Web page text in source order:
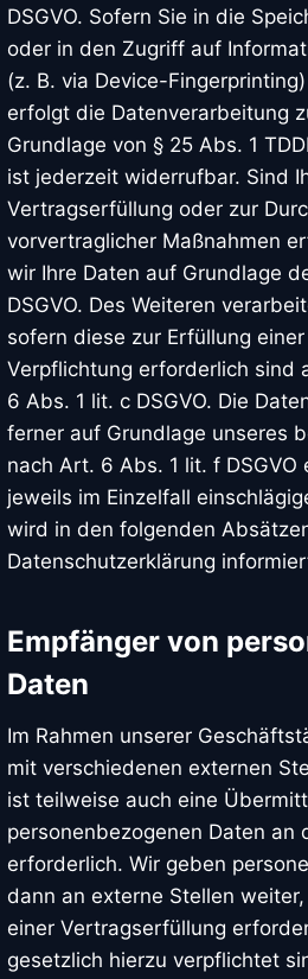
DSGVO. Sofern Sie in die
oder in den Zugriff auf
(z. B. via Device-
erfolgt die Datenverarbeitung
Grundlage von § 25 Abs. 1
ist jederzeit widerrufbar. Sind
Vertragserfüllung oder zur
vorvertraglicher Maßnahmen
wir Ihre Daten auf Grundlage
DSGVO. Des Weiteren
sofern diese zur Erfüllung
Verpflichtung erforderlich sind
6 Abs. 1 lit. c DSGVO. Die
ferner auf Grundlage unseres
nach Art. 6 Abs. 1 lit. f
jeweils im Einzelfall
wird in den folgenden
Datenschutzerklärung
Empfänger von
Daten
Im Rahmen unserer
mit verschiedenen externen
ist teilweise auch eine
personenbezogenen Daten an
erforderlich. Wir geben
dann an externe Stellen
einer Vertragserfüllung
gesetzlich hierzu verpflichtet